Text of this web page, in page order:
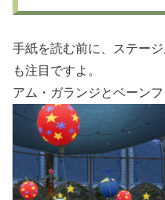
手紙を読む前に、ステー
も注目ですよ。
アム・ガランジとベーン